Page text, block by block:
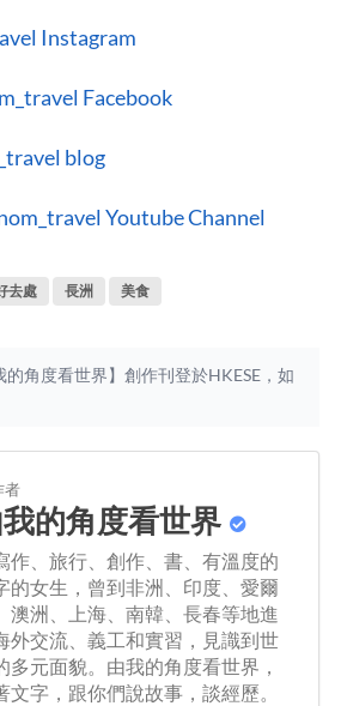
Instagram
Facebook
blog
Youtube Channel
去處 長洲 美食
角度看世界】創作刊登於HKESE，如
者
的角度看世界
作、旅行、創作、書、有溫度的
的女生，曾到非洲、印度、愛爾
澳洲、上海、南韓、長春等地進
外交流、義工和實習，見識到世
多元面貌。由我的角度看世界，
文字，跟你們說故事，談經歷。